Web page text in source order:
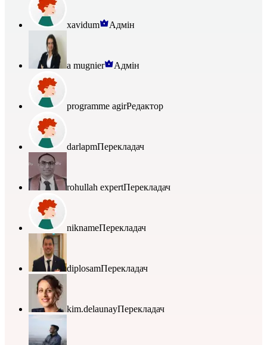
xavidum Адмін
a mugnier Адмін
programme agirРедактор
darlapmПерекладач
rohullah expertПерекладач
niknameПерекладач
diplosamПерекладач
kim.delaunayПерекладач